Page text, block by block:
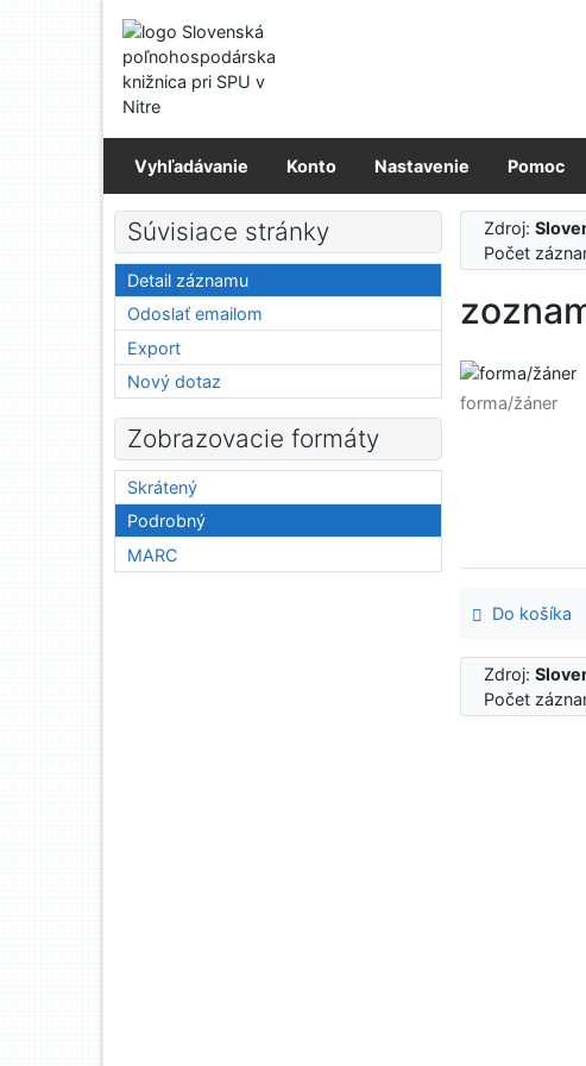
Prejsť na menu
Prehlásenie o webovej prístupnosti
Vyhľadávanie Konto Nastavenie Pomoc
Zdroj:
Počet
forma/žáner
Do košíka
Zdroj:
Počet
Súvisiace stránky
Detail záznamu
Odoslať emailom
Export
Nový dotaz
Zobrazovacie formáty
Skrátený
Podrobný
MARC